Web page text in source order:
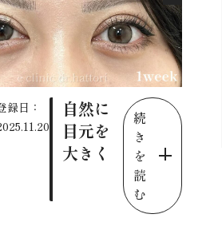
録日：
自然に
目元を
大きく
続
き
を
読
む